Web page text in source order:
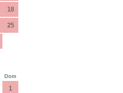
18
25
Dom
1